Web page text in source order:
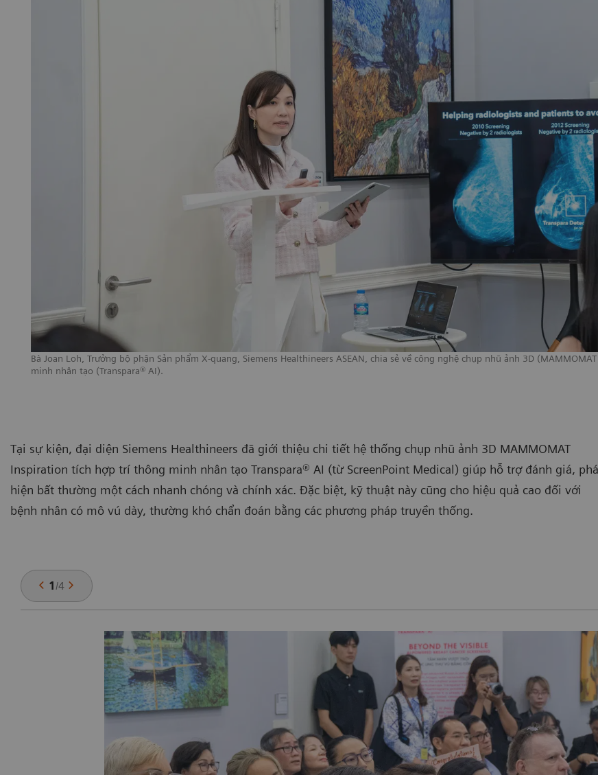
Bà Joan Loh, Trưởng bộ phận Sản phẩm X-quang, Siemens Healthineers ASEAN, chia sẻ về công nghệ chụp nhũ ảnh 3D
minh nhân tạo (Transpara® AI).
Tại sự kiện, đại diện Siemens Healthineers đã giới thiệu chi tiết hệ thống chụp nhũ ảnh 3D MAMMOMAT
Inspiration tích hợp trí thông minh nhân tạo Transpara® AI (từ ScreenPoint Medical) giúp hỗ trợ đánh giá,
hiện bất thường một cách nhanh chóng và chính xác. Đặc biệt, kỹ thuật này cũng cho hiệu quả cao đối với
bệnh nhân có mô vú dày, thường khó chẩn đoán bằng các phương pháp truyền thống.
1/4